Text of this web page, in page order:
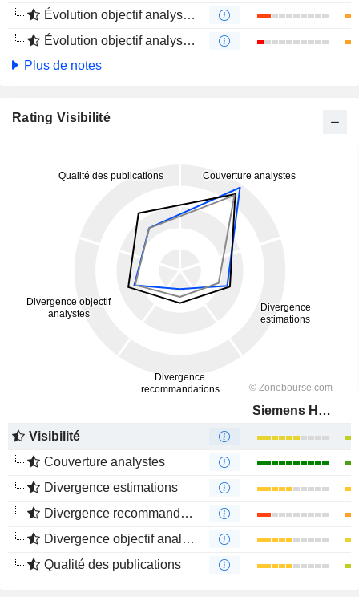
Évolution objectif analystes 1 an
Évolution objectif analystes 4 mois
Plus de notes
Rating Visibilité
Siemens Healthineers AG
Visibilité
Couverture analystes
Divergence estimations
Divergence recommandations analystes
Divergence objectif analystes
Qualité des publications